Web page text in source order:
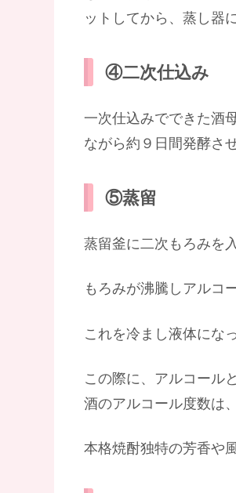
ットしてから、蒸し器
④二次仕込み
一次仕込みでできた酒
ながら約９日間発酵さ
⑤蒸留
蒸留釜に二次もろみを
もろみが沸騰しアルコ
これを冷まし液体にな
この際に、アルコール
酒のアルコール度数は
本格焼酎独特の芳香や